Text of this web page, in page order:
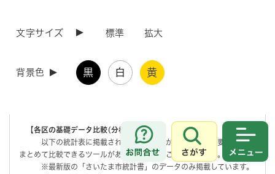
文字サイズ 標準 拡大
背景色 黒 白 黄
お問合せ
さがす
さいたま市統計書は、本市の自然、人口、経済、社会、教育などの各
しようとするものです。
【統計書（一括ダウンロード）】
【各区の基礎データ比較(分析ツール）】
以下の統計表に掲載されているデータから、各区の主要な数字を
まとめて比較できるツールがありますので、ご活用ください。
※最新版の「さいたま市統計書」のデータのみ掲載しています。